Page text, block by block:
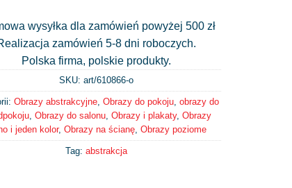
wysyłka dla zamówień powyżej 500 zł
zamówień 5-8 dni roboczych.
Polska firma, polskie produkty.
SKU: art/610866-o
Obrazy abstrakcyjne Obrazy do pokoju obrazy do
Obrazy do salonu Obrazy i plakaty, Obrazy
i jeden kolor, Obrazy na ścianę Obrazy poziome
Tag: abstrakcja